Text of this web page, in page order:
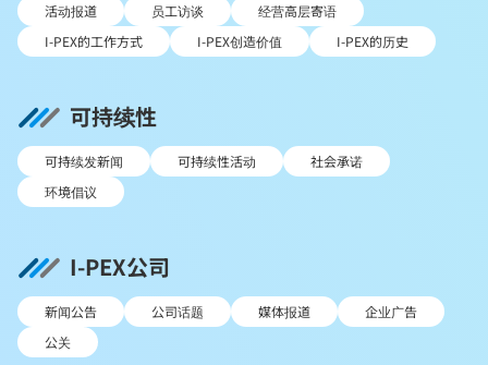
活动报道 员工访谈
经营高层寄语
I-PEX的工作方式
I-PEX创造价值 I-PEX的历史
可持续性
可持续发新闻 可持续性活动
社会承诺
环境倡议
I-PEX公司
新闻公告 公司话题 媒体报道
企业广告
公关